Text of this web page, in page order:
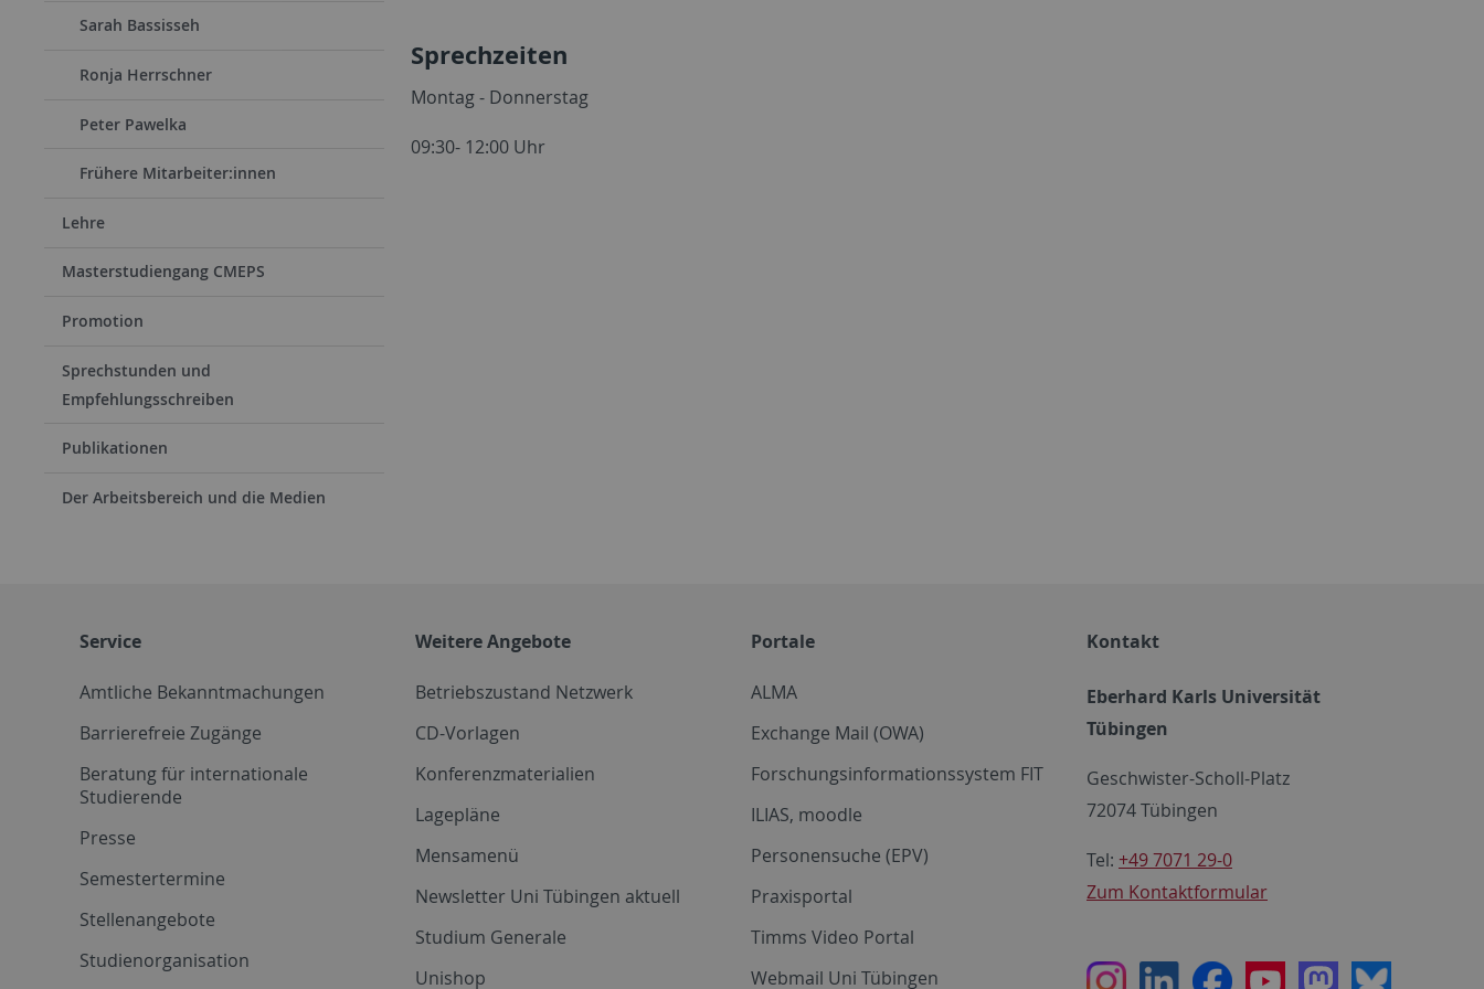
Sarah Bassisseh
Ronja Herrschner
Peter Pawelka
Frühere Mitarbeiter:innen
Lehre
Masterstudiengang CMEPS
Promotion
Sprechstunden und
Empfehlungsschreiben
Publikationen
Der Arbeitsbereich und die Medien
Sprechzeiten
Montag - Donnerstag
09:30- 12:00 Uhr
Service
Amtliche Bekanntmachungen
Barrierefreie Zugänge
Beratung für internationale
Studierende
Presse
Semestertermine
Stellenangebote
Studienorganisation
Weitere Angebote
Betriebszustand Netzwerk
CD-Vorlagen
Konferenzmaterialien
Lagepläne
Mensamenü
Newsletter Uni Tübingen aktuell
Studium Generale
Unishop
Portale
ALMA
Exchange Mail (OWA)
Forschungsinformationssystem FIT
ILIAS, moodle
Personensuche (EPV)
Praxisportal
Timms Video Portal
Webmail Uni Tübingen
Kontakt
Eberhard Karls Universität
Tübingen
Geschwister-Scholl-Platz
72074 Tübingen
Tel: +49 7071 29-0
Zum Kontaktformular
InstagramLinkedInFacebookYoutubeMastodon
Bluesky